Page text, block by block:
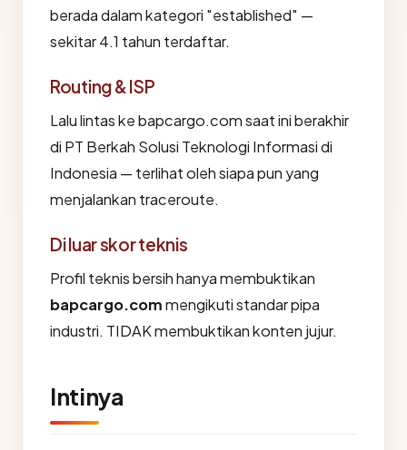
berada dalam kategori "established" —
sekitar 4.1 tahun terdaftar.
Routing & ISP
Lalu lintas ke bapcargo.com saat ini berakhir
di PT Berkah Solusi Teknologi Informasi di
Indonesia — terlihat oleh siapa pun yang
menjalankan traceroute.
Di luar skor teknis
Profil teknis bersih hanya membuktikan
bapcargo.commengikuti standar pipa
industri. TIDAK membuktikan konten jujur.
Intinya